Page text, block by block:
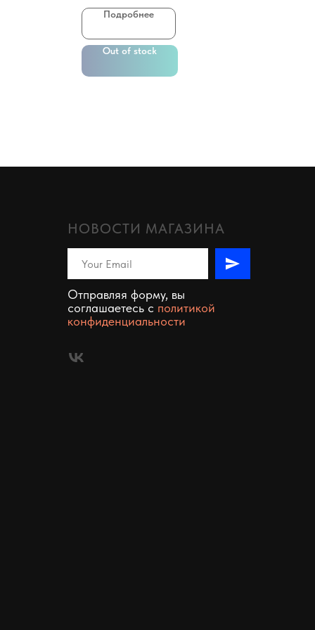
Подробнее
Out of stock
НОВОСТИ МАГАЗИНА
Отправляя форму, вы
соглашаетесь c политикой
конфиденциальности